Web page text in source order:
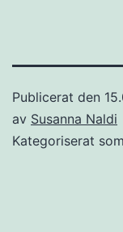
Publicerat den
av Susanna Naldi
Kategoriserat som